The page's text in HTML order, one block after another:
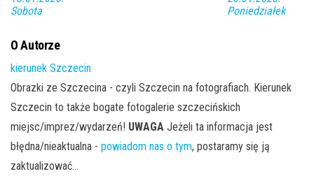
Sobota
Poniedziałek
O Autorze
kierunek Szczecin
Obrazki ze Szczecina - czyli Szczecin na fotografiach. Kierunek
Szczecin to także bogate fotogalerie szczecińskich
miejsc/imprez/wydarzeń! UWAGA Jeżeli ta informacja jest
błędna/nieaktualna - powiadom nas o tym, postaramy się ją
zaktualizować...